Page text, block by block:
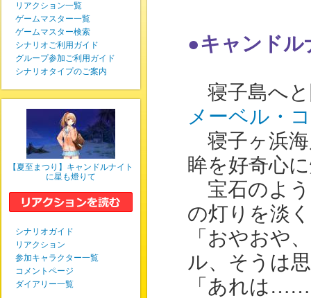
●キャンドル
寝子島へ
メーベル・
寝子ヶ浜海
眸を好奇心
宝石のよう
の灯りを淡
「おやおや
ル、そうは
「あれは
リアクション一覧
ゲームマスター一覧
ゲームマスター検索
シナリオご利用ガイド
グループ参加ご利用ガイド
シナリオタイプのご案内
【夏至まつり】キャンドルナイト
に星も燈りて
シナリオガイド
リアクション
参加キャラクター一覧
コメントページ
ダイアリー一覧